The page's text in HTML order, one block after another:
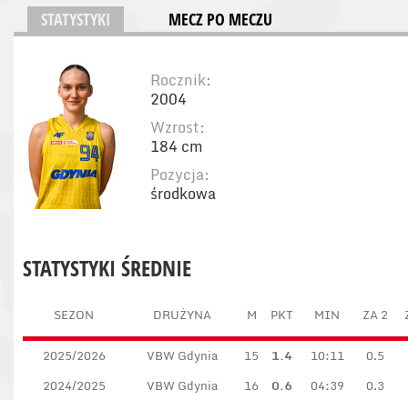
STATYSTYKI MECZ PO MECZU
Rocznik:
2004
Wzrost:
184 cm
Pozycja:
środkowa
STATYSTYKI ŚREDNIE
SEZON DRUŻYNA M PKT MIN ZA 2
2025/2026 VBW Gdynia 15 1.4 10:11
0.5
2024/2025
VBW Gdynia 16 0.6 04:39
0.3